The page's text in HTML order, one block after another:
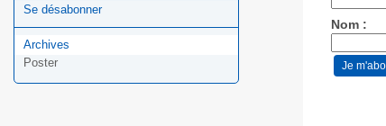
Se désabonner
Archives
Poster
Nom :